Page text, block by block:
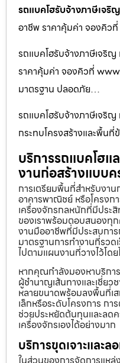
รถแบคโฮรับจ้างภาษีเจริญ
อาชีพ ราคาคุ้มค่า จองคิว
รถแบคโฮรับจ้างภาษีเจริ
ราคาคุ้มค่า จองคิวที่
มาตรฐาน ปลอดภัย…
รถแบคโฮรับจ้างภาษีเจริ
กระทบโครงสร้างและพื้นที่
บริการรถแบคโฮแ
งานก่อสร้างแบบ
การเตรียมพื้นที่สำหรับงาน
อาคารพาณิชย์ หรือโครงก
เครื่องจักรกลหนักที่มีประ
ของเราพร้อมตอบสนองทุ
งานมืออาชีพที่มีประสบกา
มาตรฐานการทำงานที่รวด
ไปตามแผนงานที่วางไว้โด
หากคุณกำลังมองหาบริการ
ผู้ชำนาญเส้นทางและเชี่ย
หลายขนาดพร้อมลงพื้นที่เส
เล็กหรือระดับโครงการ กา
ช่วยประหยัดต้นทุนและลด
เครื่องจักรเองได้อย่างมาก
บริการขุดเจาะและ